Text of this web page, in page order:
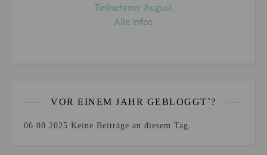
Teilnehmer August
Alle Infos
VOR EINEM JAHR GEBLOGGT`?
06.08.2025 Keine Beiträge an diesem Tag.